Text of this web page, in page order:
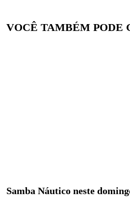
VOCÊ TAMBÉM PODE
Samba Náutico neste